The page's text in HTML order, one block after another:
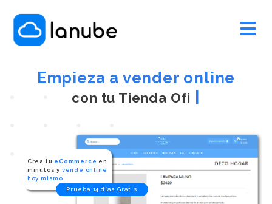
Empieza a vender online
con tu T |
Crea tu eCommerce en
minutos y vende online
hoy mismo.
Prueba 14 días Gratis